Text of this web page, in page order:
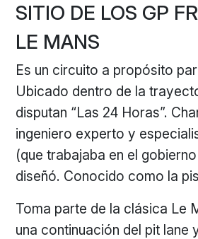
SITIO DE LOS GP
LE MANS
Es un circuito a propósito
Ubicado dentro de la
disputan “Las 24 Horas”.
ingeniero experto y
(que trabajaba en el
diseñó. Conocido como la
Toma parte de la clásica Le
una continuación del pit lane